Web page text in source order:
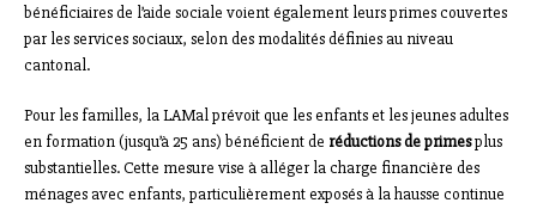
bénéficiaires de l’aide sociale voient également leurs primes couvertes
par les services sociaux, selon des modalités définies au niveau
cantonal.
Pour les familles, la LAMal prévoit que les enfants et les jeunes adultes
en formation (jusqu’à 25 ans) bénéficient de réductions de primesplus
substantielles. Cette mesure vise à alléger la charge financière des
ménages avec enfants, particulièrement exposés à la hausse continue